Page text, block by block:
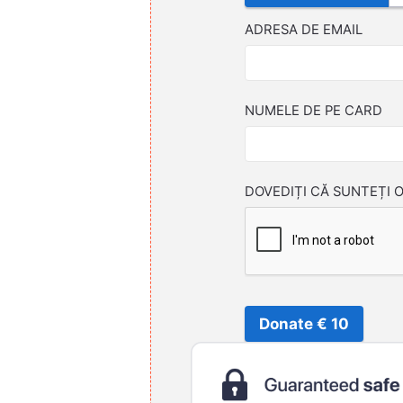
ADRESA DE EMAIL
NUMELE DE PE CARD
DOVEDIȚI CĂ SUNTEȚI
Donate € 10